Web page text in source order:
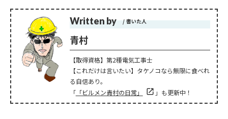
Written by 書いた人
青村
【取得資格】第2種電気工事士
【これだけは言いたい】タケノコなら無限に食べれ
る自信あり。
「「ビルメン青村の日常」 」も更新中！